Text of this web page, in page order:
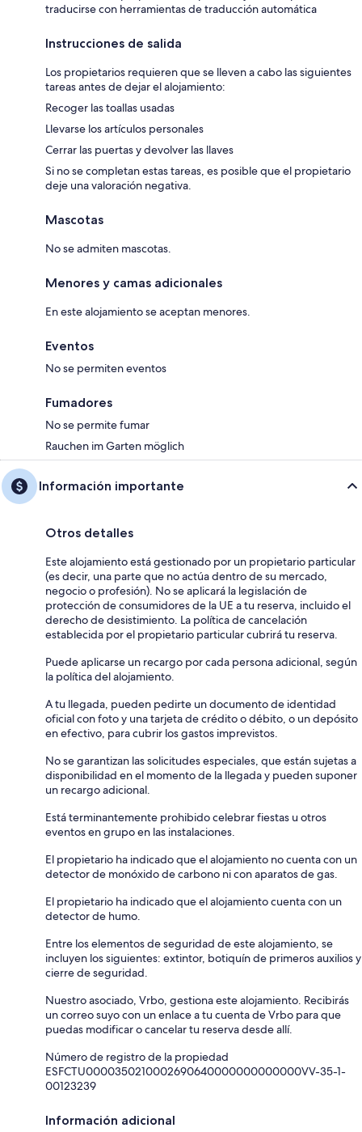
traducirse con herramientas de traducción automática
Instrucciones de salida
Los propietarios requieren que se lleven a cabo las siguientes
tareas antes de dejar el alojamiento:
Recoger las toallas usadas
Llevarse los artículos personales
Cerrar las puertas y devolver las llaves
Si no se completan estas tareas, es posible que el propietario
deje una valoración negativa.
Mascotas
No se admiten mascotas.
Menores y camas adicionales
En este alojamiento se aceptan menores.
Eventos
No se permiten eventos
Fumadores
No se permite fumar
Rauchen im Garten möglich
Información importante
Otros detalles
Este alojamiento está gestionado por un propietario particular
(es decir, una parte que no actúa dentro de su mercado,
negocio o profesión). No se aplicará la legislación de
protección de consumidores de la UE a tu reserva, incluido el
derecho de desistimiento. La política de cancelación
establecida por el propietario particular cubrirá tu reserva.
Puede aplicarse un recargo por cada persona adicional, según
la política del alojamiento.
A tu llegada, pueden pedirte un documento de identidad
oficial con foto y una tarjeta de crédito o débito, o un depósito
en efectivo, para cubrir los gastos imprevistos.
No se garantizan las solicitudes especiales, que están sujetas a
disponibilidad en el momento de la llegada y pueden suponer
un recargo adicional.
Está terminantemente prohibido celebrar fiestas u otros
eventos en grupo en las instalaciones.
El propietario ha indicado que el alojamiento no cuenta con un
detector de monóxido de carbono ni con aparatos de gas.
El propietario ha indicado que el alojamiento cuenta con un
detector de humo.
Entre los elementos de seguridad de este alojamiento, se
incluyen los siguientes: extintor, botiquín de primeros auxilios y
cierre de seguridad.
Nuestro asociado, Vrbo, gestiona este alojamiento. Recibirás
un correo suyo con un enlace a tu cuenta de Vrbo para que
puedas modificar o cancelar tu reserva desde allí.
Número de registro de la propiedad
ESFCTU0000350210002690640000000000000VV-35-1-
00123239
Información adicional